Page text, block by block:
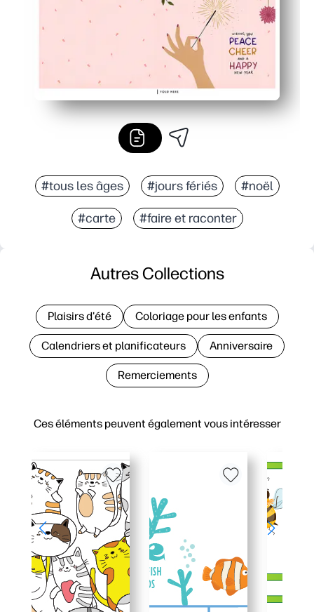
#tous les âges #jours fériés #noël
#carte #faire et raconter
Ces éléments peuvent également vous intéresser
Autres Collections
Plaisirs d'été Coloriage pour les enfants
Calendriers et planificateurs Anniversaire
Remerciements